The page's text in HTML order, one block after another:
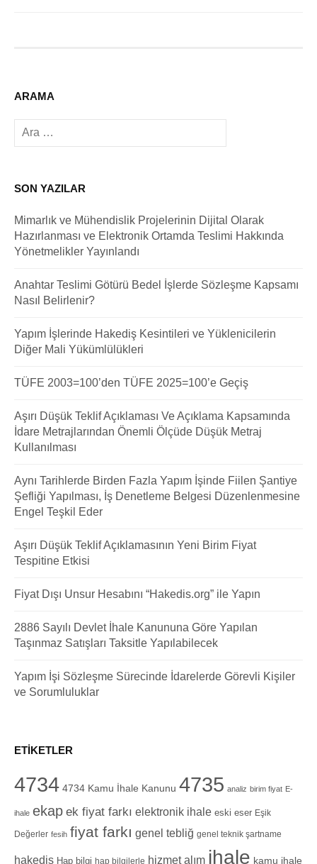
ARAMA
Arama:
SON YAZILAR
Mimarlık ve Mühendislik Projelerinin Dijital Olarak
Hazırlanması ve Elektronik Ortamda Teslimi Hakkında
Yönetmelikler Yayınlandı
Anahtar Teslimi Götürü Bedel İşlerde Sözleşme Kapsamı
Nasıl Belirlenir?
Yapım İşlerinde Hakediş Kesintileri ve Yüklenicilerin
Diğer Mali Yükümlülükleri
TÜFE 2003=100’den TÜFE 2025=100’e Geçiş
Aşırı Düşük Teklif Açıklaması Ve Açıklama Kapsamında
İdare Metrajlarından Önemli Ölçüde Düşük Metraj
Kullanılması
Aynı Tarihlerde Birden Fazla Yapım İşinde Fiilen Şantiye
Şefliği Yapılması, İş Denetleme Belgesi Düzenlenmesine
Engel Teşkil Eder
Aşırı Düşük Teklif Açıklamasının Yeni Birim Fiyat
Tespitine Etkisi
Fiyat Dışı Unsur Hesabını “Hakedis.org” ile Yapın
2886 Sayılı Devlet İhale Kanununa Göre Yapılan
Taşınmaz Satışları Taksitle Yapılabilecek
Yapım İşi Sözleşme Sürecinde İdarelerde Görevli Kişiler
ve Sorumluluklar
ETIKETLER
4734 4734 Kamu İhale Kanunu 4735 analiz birim fiyat E-
ihale ekap ek fiyat farkı elektronik ihale eski eser Eşik
Değerler fesih fiyat farkı genel tebliğ genel teknik şartname
hakediş Hap bilgi hap bilgilerle hizmet alım ihale kamu ihale